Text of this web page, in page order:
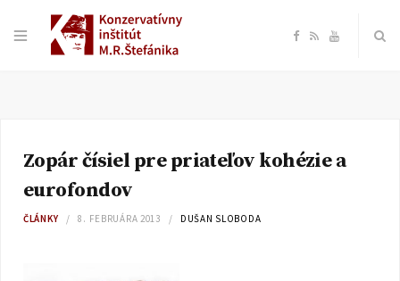
F
e
R Y
T
Zopár čísiel pre priateľov kohézie a
eurofondov
ČLÁNKY 8. FEBRUÁRA 2013 DUŠAN SLOBODA